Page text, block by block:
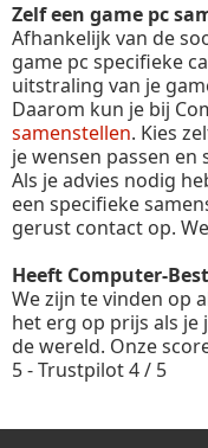
Zelf een game pc
Afhankelijk van de
game pc specifieke
uitstraling van je
Daarom kun je bij
samenstellen. Kies
je wensen passen en
Als je advies nodig
een specifieke
gerust contact op.
Heeft Computer-
We zijn te vinden op
het erg op prijs als je
de wereld. Onze
5 - Trustpilot 4 / 5